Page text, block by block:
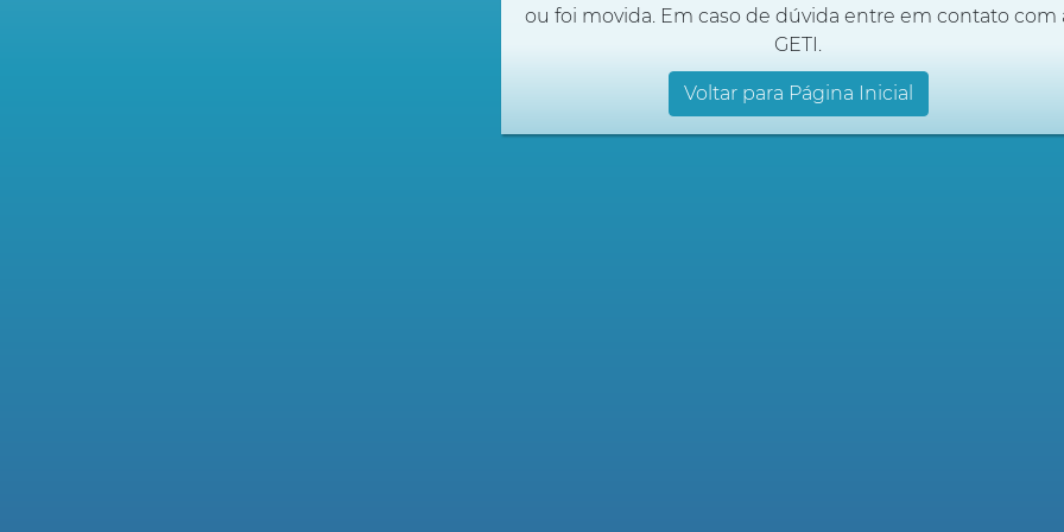
ou foi movida. Em caso de dúvida entre em contato com
GETI.
Voltar para Página Inicial